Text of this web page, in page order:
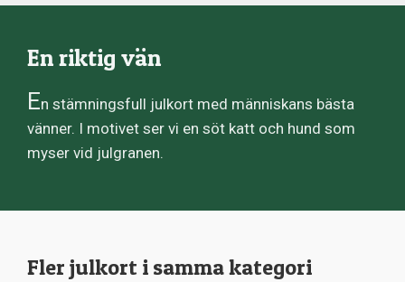
En riktig vän
En stämningsfull julkort med människans bästa
vänner. I motivet ser vi en söt katt och hund som
myser vid julgranen.
Fler julkort i samma kategori